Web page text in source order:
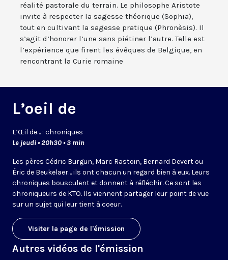
réalité pastorale du terrain. Le philosophe Aristote
invite à respecter la sagesse théorique (Sophia),
tout en cultivant la sagesse pratique (Phronèsis). Il
s’agit d’honorer l’une sans piétiner l’autre. Telle est
l’expérience que firent les évêques de Belgique, en
rencontrant la Curie romaine
L’oeil de
L’Œil de… : chroniques
Le jeudi • 20h30 • 3 min
Les pères Cédric Burgun, Marc Rastoin, Bernard Devert ou
Éric de Beukelaer… ils ont chacun un regard bien à eux. Leurs
chroniques bousculent et donnent à réfléchir. Ce sont les
chroniqueurs de KTO. Ils viennent partager leur point de vue
sur un sujet qui leur tient à coeur.
Visiter la page de l'émission
Autres vidéos de l'émission